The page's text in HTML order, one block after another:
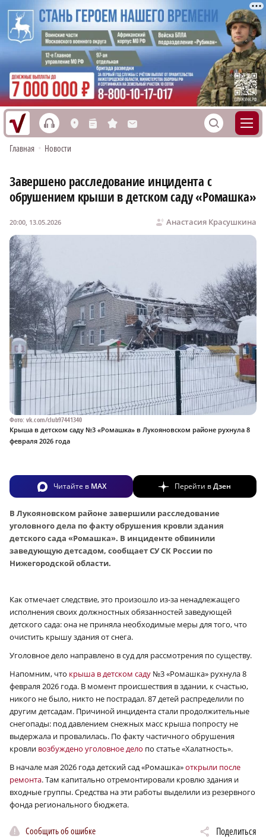
h L n s M S
Главная • Новости
Завершено расследование инцидента с
обрушением крыши в детском саду «Ромашка»
Анастасия Красушкина
20:00, 13.05.2026
Фото: vk.com/club97441340
Крыша в детском саду №3 «Ромашка» в Лукояновском районе рухнула 8
февраля 2026 года
Читайте в MAX Перейти вДзен
В Лукояновском районе завершили расследование
уголовного дела по факту обрушения кровли здания
детского сада «Ромашка». В инциденте обвинили
заведующую детсадом, сообщает СУ СК России по
Нижегородской области.
Как отмечает следствие, это произошло из-за ненадлежащего
исполнения своих должностных обязанностей заведующей
детского сада: она не приняла необходимые меры для того, что
очистить крышу здания от снега.
Уголовное дело направлено в суд для рассмотрения по существу.
Напомним, что крыша в детском саду №3 «Ромашка» рухнула 8
февраля 2026 года. В момент происшествия в здании, к счастью,
никого не было, никто не пострадал. 87 детей распределили по
другим детсадам. Причиной инцидента стали продолжительные
снегопады: под давлением снежных масс крыша попросту не
выдержала и провалилась. По факту частичного обрушения
кровли возбуждено уголовное дело по статье «Халатность».
В начале мая 2026 года детский сад «Ромашка»открыли после
ремонта. Там капитально отремонтировали кровлю здания и
входные группы. Средства на эти работы выделили из резервного
фонда регионального бюджета.
Сообщить об ошибке Поделиться